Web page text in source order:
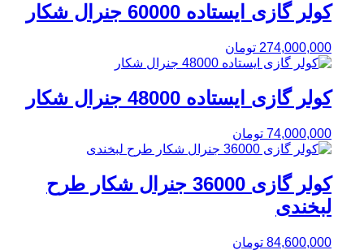
کولر گازی ایستاده 60000 جنرال شکار
274,000,000 تومان
کولر گازی ایستاده 48000 جنرال شکار
74,000,000 تومان
کولر گازی 36000 جنرال شکار طرح
لبخندی
84,600,000 تومان